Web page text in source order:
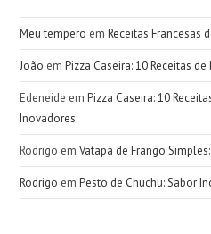
Meu tempero emReceitas Francesas
João emPizza Caseira: 10 Receitas
Edeneide emPizza Caseira: 10
Inovadores
Rodrigo emVatapá de Frango
Rodrigo emPesto de Chuchu: Sabor